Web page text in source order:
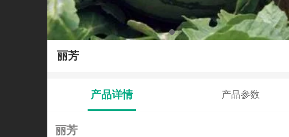
丽芳
产品详情 产品参数
丽芳